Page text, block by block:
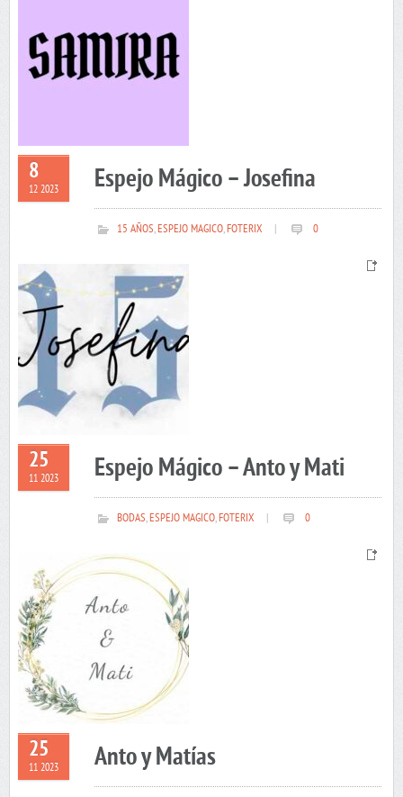
8
12 2023 Espejo Mágico – Josefina
15 AÑOS,ESPEJO MAGICO,FOTERIX 0
25
11 2023 Espejo Mágico – Anto y Mati
BODAS,ESPEJO MAGICO,FOTERIX 0
25
11 2023 Anto y Matías